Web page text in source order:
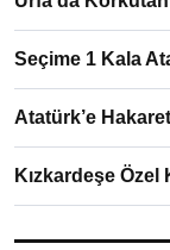
Seçime 1 Kala
Atatürk’e
Kızkardeşe Özel